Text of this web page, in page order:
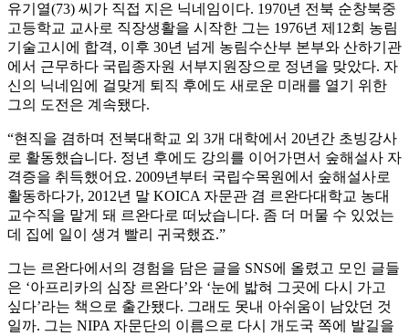
유기열(73) 씨가 직접 지은 닉네임이다. 1970년 전북 순창북중
고등학교 교사로 직장생활을 시작한 그는 1976년 제12회 농림
기술고시에 합격, 이후 30년 넘게 농림수산부 본부와 산하기관
에서 근무하다 국립종자원 서부지원장으로 정년을 맞았다. 자
신의 닉네임에 걸맞게 퇴직 후에도 새로운 미래를 열기 위한
그의 도전은 계속됐다.
“현직을 겸하며 전북대학교 외 3개 대학에서 20년간 초빙강사
로 활동했습니다. 정년 후에도 강의를 이어가면서 숲해설사 자
격증을 취득했어요. 2009년부터 국립수목원에서 숲해설사로
활동하다가, 2012년 말 KOICA 자문관 겸 르완다대학교 농대
교수직을 맡게 돼 르완다로 떠났습니다. 좀 더 머물 수 있었는
데 집에 일이 생겨 빨리 귀국했죠.”
그는 르완다에서의 경험을 담은 글을 SNS에 올렸고 모인 글들
은 ‘아프리카의 심장 르완다’와 ‘눈에 밟혀 그곳에 다시 가고
싶다’라는 책으로 출간됐다. 그래도 못내 아쉬움이 남았던 것
일까. 그는 NIPA 자문단의 이름으로 다시 개도국 쪽에 발길을